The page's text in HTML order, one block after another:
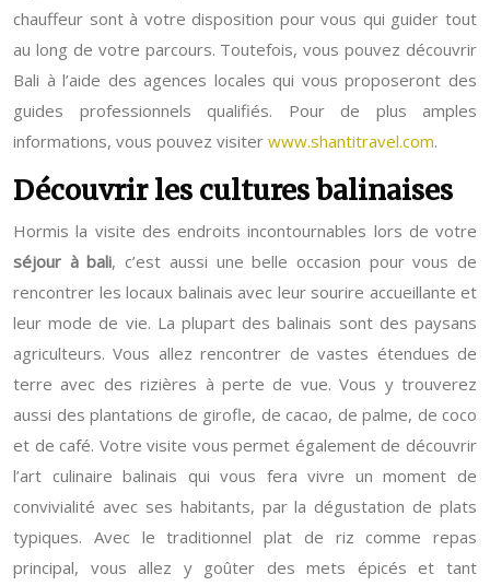
chauffeur sont à votre disposition pour vous qui guider tout
au long de votre parcours. Toutefois, vous pouvez découvrir
Bali à l’aide des agences locales qui vous proposeront des
guides professionnels qualifiés. Pour de plus amples
informations, vous pouvez visiter www.shantitravel.com.
Découvrir les cultures balinaises
Hormis la visite des endroits incontournables lors de votre
séjour à bali, c’est aussi une belle occasion pour vous de
rencontrer les locaux balinais avec leur sourire accueillante et
leur mode de vie. La plupart des balinais sont des paysans
agriculteurs. Vous allez rencontrer de vastes étendues de
terre avec des rizières à perte de vue. Vous y trouverez
aussi des plantations de girofle, de cacao, de palme, de coco
et de café. Votre visite vous permet également de découvrir
l’art culinaire balinais qui vous fera vivre un moment de
convivialité avec ses habitants, par la dégustation de plats
typiques. Avec le traditionnel plat de riz comme repas
principal, vous allez y goûter des mets épicés et tant